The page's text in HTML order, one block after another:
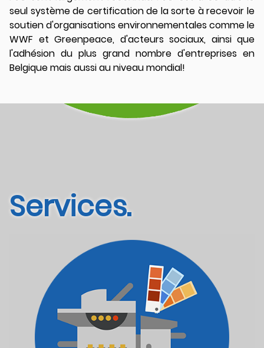
seul système de certification de la sorte à recevoir le
soutien d'organisations environnementales comme le
WWF et Greenpeace, d'acteurs sociaux, ainsi que
l'adhésion du plus grand nombre d'entreprises en
Belgique mais aussi au niveau mondial!
Services.